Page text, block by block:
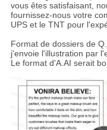
vous êtes satisfaisant,
fournissez-nous votre
UPS et le TNT pour
Format de dossiers de
j'envoie l'illustration par
Le format d'A.AI serait